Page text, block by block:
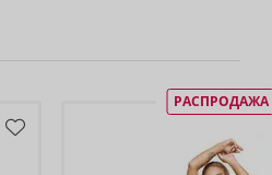
РАСПРОДАЖА